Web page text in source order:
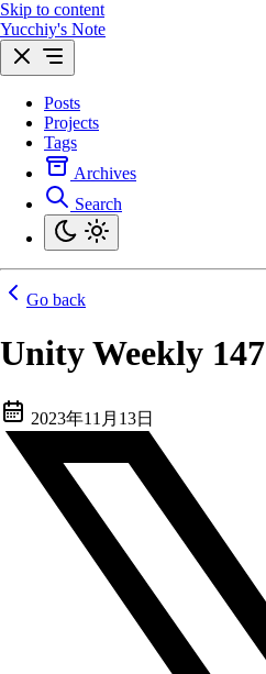
Skip to content
Yucchiy's Note
Posts
Projects
Tags
Archives
Search
Go back
Unity Weekly 147
2023年11月13日